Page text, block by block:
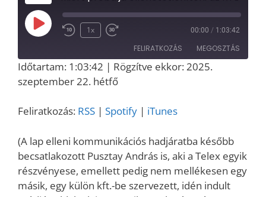
Play
1x 00:00 / 1:03:42
FELIRATKOZÁS MEGOSZTÁS
RSS
MEGOSZT
ÁS
LINK
Időtartam: 1:03:42 | Rögzítve ekkor: 2025.
szeptember 22. hétfő
Feliratkozás: RSS | Spotify | iTunes
(A lap elleni kommunikációs hadjáratba később
becsatlakozott Pusztay András is, aki a Telex egyik
részvényese, emellett pedig nem mellékesen egy
másik, egy külön kft.-be szervezett, idén indult